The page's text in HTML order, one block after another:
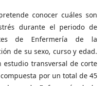
conocer cuáles son
durante el periodo de
de Enfermería de la
de su sexo, curso y edad.
estudio transversal de corte
por un total de 45